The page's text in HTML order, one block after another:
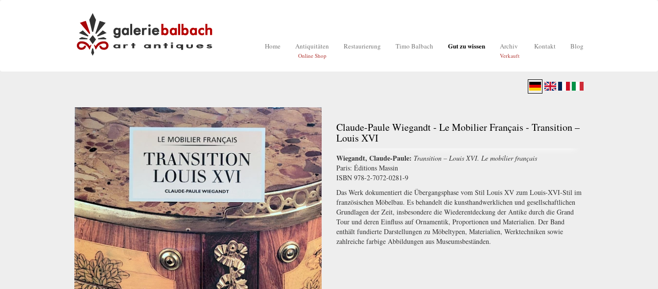
Home Antiquitäten
Online Shop
Restaurierung Timo Balbach Gut zu wissen Archiv
Verkauft
Kontakt Blog
Claude-Paule Wiegandt - Le Mobilier Français - Transition –
Louis XVI
Wiegandt, Claude-Paule: Transition – Louis XVI. Le mobilier français
Paris: Éditions Massin
ISBN 978-2-7072-0281-9
Das Werk dokumentiert die Übergangsphase vom Stil Louis XV zum Louis-XVI-Stil im
französischen Möbelbau. Es behandelt die kunsthandwerklichen und gesellschaftlichen
Grundlagen der Zeit, insbesondere die Wiederentdeckung der Antike durch die Grand
Tour und deren Einfluss auf Ornamentik, Proportionen und Materialien. Der Band
enthält fundierte Darstellungen zu Möbeltypen, Materialien, Werktechniken sowie
zahlreiche farbige Abbildungen aus Museumsbeständen.